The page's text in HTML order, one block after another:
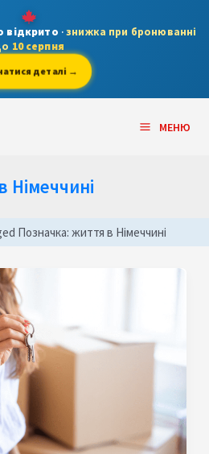
відкрито ·знижка при бронюванні
10 серпня
деталі →
Main
МЕНЮ
Німеччині
Позначка: життя в Німеччині